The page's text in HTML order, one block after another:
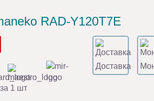
RAD-Y120T7E
Доставка
1 шт